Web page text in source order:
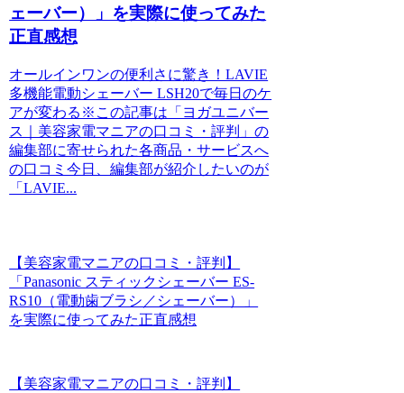
ェーバー）」を実際に使ってみた
正直感想
オールインワンの便利さに驚き！LAVIE
多機能電動シェーバー LSH20で毎日のケ
アが変わる※この記事は「ヨガユニバー
ス｜美容家電マニアの口コミ・評判」の
編集部に寄せられた各商品・サービスへ
の口コミ今日、編集部が紹介したいのが
「LAVIE...
【美容家電マニアの口コミ・評判】
「Panasonic スティックシェーバー ES-
RS10（電動歯ブラシ／シェーバー）」
を実際に使ってみた正直感想
【美容家電マニアの口コミ・評判】